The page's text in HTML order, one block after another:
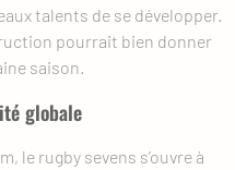
talents de se développer.
pourrait bien donner
saison.
globale
le rugby sevens s’ouvre à